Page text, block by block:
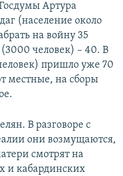
Артура
(население около
на войну 35
человек) – 40. В
пришло уже 70
местные, на сборы
В разговоре с
они возмущаются,
смотрят на
и кабардинских